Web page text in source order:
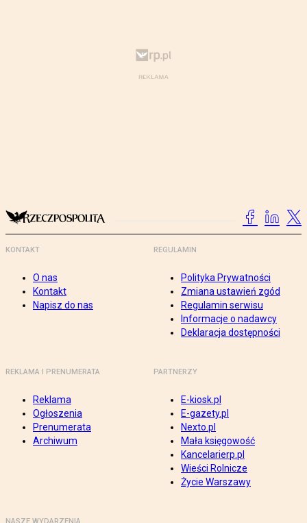
KONTAKT
O nas
Kontakt
Napisz do nas
REGULAMIN
Polityka Prywatności
Zmiana ustawień zgód
Regulamin serwisu
Informacje o nadawcy
Deklaracja dostępności
REKLAMA I PRENUMERATA
Reklama
Ogłoszenia
Prenumerata
Archiwum
PARTNERZY
E-kiosk.pl
E-gazety.pl
Nexto.pl
Mała księgowość
Kancelarierp.pl
Wieści Rolnicze
Życie Warszawy